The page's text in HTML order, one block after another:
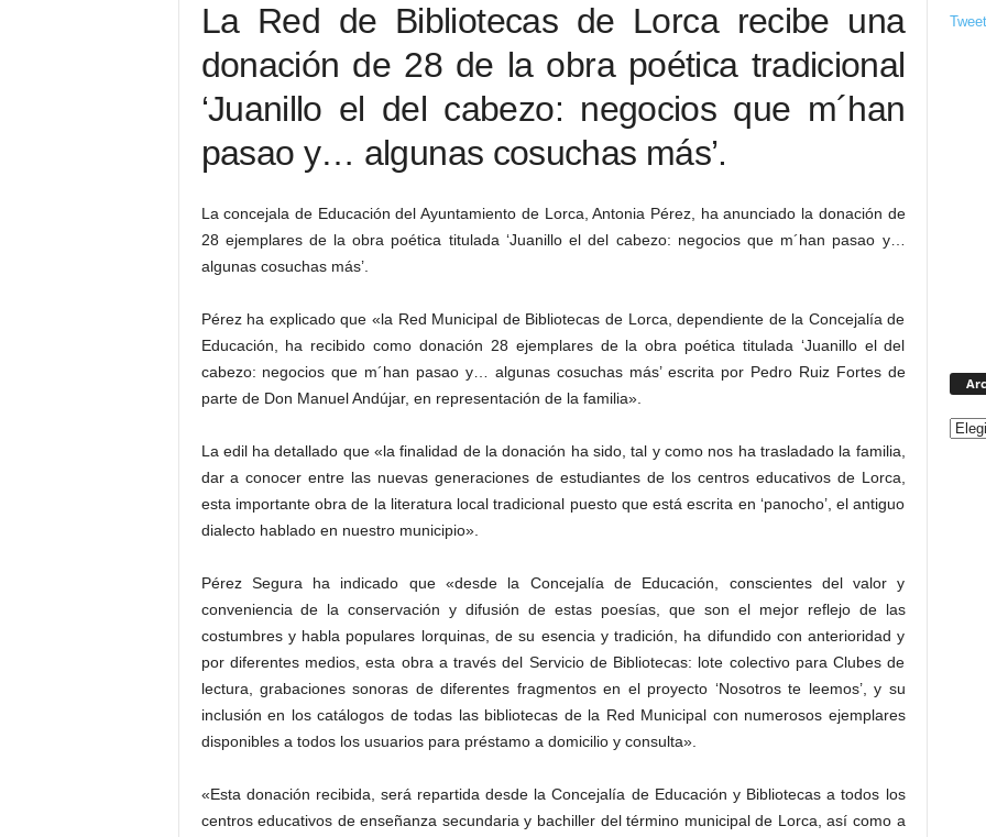
La Red de Bibliotecas de Lorca recibe una
donación de 28 de la obra poética tradicional
‘Juanillo el del cabezo: negocios que m´han
pasao y… algunas cosuchas más’.
La concejala de Educación del Ayuntamiento de Lorca, Antonia Pérez, ha anunciado la donación de
28 ejemplares de la obra poética titulada ‘Juanillo el del cabezo: negocios que m´han pasao y…
algunas cosuchas más’.
Pérez ha explicado que «la Red Municipal de Bibliotecas de Lorca, dependiente de la Concejalía de
Educación, ha recibido como donación 28 ejemplares de la obra poética titulada ‘Juanillo el del
cabezo: negocios que m´han pasao y… algunas cosuchas más’ escrita por Pedro Ruiz Fortes de
parte de Don Manuel Andújar, en representación de la familia».
La edil ha detallado que «la finalidad de la donación ha sido, tal y como nos ha trasladado la familia,
dar a conocer entre las nuevas generaciones de estudiantes de los centros educativos de Lorca,
esta importante obra de la literatura local tradicional puesto que está escrita en ‘panocho’, el antiguo
dialecto hablado en nuestro municipio».
Pérez Segura ha indicado que «desde la Concejalía de Educación, conscientes del valor y
conveniencia de la conservación y difusión de estas poesías, que son el mejor reflejo de las
costumbres y habla populares lorquinas, de su esencia y tradición, ha difundido con anterioridad y
por diferentes medios, esta obra a través del Servicio de Bibliotecas: lote colectivo para Clubes de
lectura, grabaciones sonoras de diferentes fragmentos en el proyecto ‘Nosotros te leemos’, y su
inclusión en los catálogos de todas las bibliotecas de la Red Municipal con numerosos ejemplares
disponibles a todos los usuarios para préstamo a domicilio y consulta».
«Esta donación recibida, será repartida desde la Concejalía de Educación y Bibliotecas a todos los
centros educativos de enseñanza secundaria y bachiller del término municipal de Lorca, así como a